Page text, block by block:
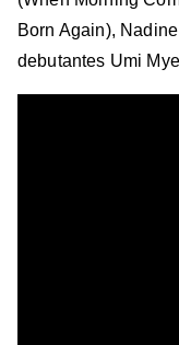
Born Again),
debutantes Umi